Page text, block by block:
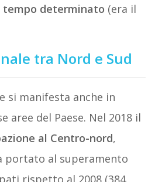
tempo determinato (era il
tra Nord e Sud
si manifesta anche in
aree del Paese. Nel 2018 il
al Centro-nord,
portato al superamento